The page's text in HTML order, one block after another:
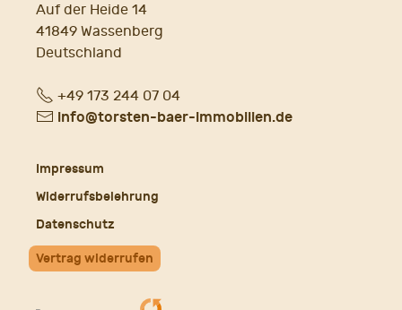
Auf der Heide 14
41849 Wassenberg
Deutschland
Fon+49 173 244 07 04
E- info@torsten-baer-immobilien.de
Impressum
Widerrufsbelehrung
Datenschutz
Vertrag widerrufen